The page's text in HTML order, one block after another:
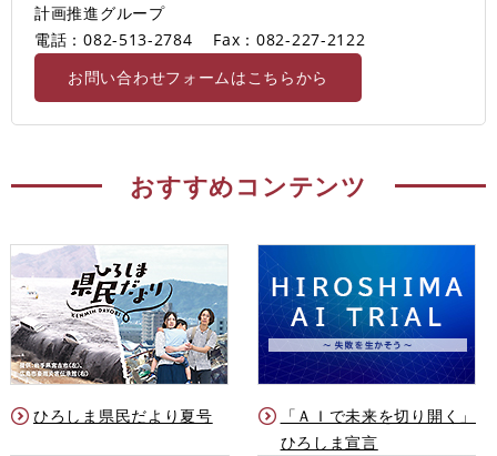
計画推進グループ
電話：082-513-2784
Fax：082-227-2122
お問い合わせフォームはこちらから
おすすめコンテンツ
ひろしま県民だより夏号
「ＡＩで未来を切り開く」
ひろしま宣言